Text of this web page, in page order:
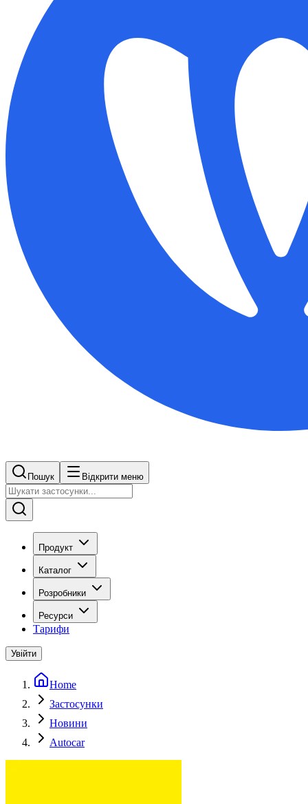
Пошук Відкрити меню
Продукт
Каталог
Розробники
Ресурси
Тарифи
Увійти
Home
Застосунки
Новини
Autocar